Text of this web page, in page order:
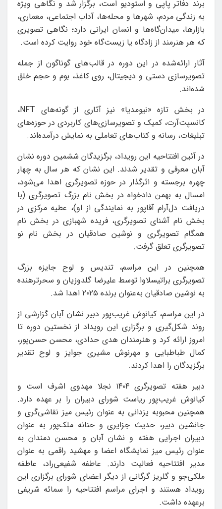
برند دفاتر پاپی و استودیو است، برگزار شد و نگاهی ویژه
به زندگی مردم، شهرها و محله‌ها، آداب اجتماعی، معماری،
بازارها، میدان‌گاه‌ها و انسان ایرانی دارد؛ نگاهی تصویری
که هر هنرمند از زادگاه یا زیست‌گاه خود روایت کرده است.
آثار ارائه‌شده در این دوره در قالب‌های گوناگون از جمله
تصویرسازی دستی و دیجیتال، روی کاغذ، بوم و حجم خلق
شده‌اند.
در بخش تازه «نیومدیا» نیز آثاری از گونه‌های NFT،
کانسپت‌آرت، کمیک و تصویرسازی‌های کاربردی در حوزه‌های
تبلیغات، رسانه و کتاب‌های تعاملی به نمایش درآمده‌اند.
در آئین افتتاحیه این رویداد، برگزیدگان ششمین دوره نشان
آبان معرفی و تقدیر شدند. این نشان که هر سال به چهار
چهره‌ برجسته و اثرگذار در حوزه‌ تصویرگری اهدا می‌شود،
امسال به بهمن دادخواه در بخش نام بزرگ تصویرگری (با
دریافت دل‌آرام آقاپور به نمایندگی از او)، عطیه مرکزی در
بخش نام آشنای تصویرگری، فریده شهبازی در بخش نام
همگام تصویرگری و نوشین صادقیان در بخش نام نو
تصویرگری تعلق گرفت.
همچنین در این مراسم، تندیس و لوح جایزه بزرگ
تصویرگری براتیسلاوا توسط علیرضا گلدوزیان و سحرترهنده
به نوشین صادقیان به‌عنوان برنده ۲۰۲۵ اهدا شد.
در این مراسم، کیانوش غریب‌پور دبیر نشان آبان گزارشی از
روند شکل‌گیری و برگزاری این رویداد از نخستین دوره تا
امروز ارائه کرد و هنرمندان هدی حدادی، محسن حسن‌پور،
کمال طباطبایی و مهرنوش مشیری جوایز و لوح تقدیر
برگزیدگان را اهدا کردند.
دبیر هفته تصویرگری ۱۴۰۴ نجلا مهدوی اشرف است و
کیانوش غریب‌پور ریاست شورای دبیران را بر عهده دارد.
همچنین محبوبه یزدانی به عنوان رئیس میز نقاشی‌گری و
جانشین دبیر، حدیث جزایری و حنانه ملک‌پور به عنوان
دبیران اجرایی هفته و نشان آبان و محسن دمندان به
عنوان رئیس میز نمایشگاه اعضا و مهشید راقمی به عنوان
مدیر افتتاحیه فعالیت دارند. عاطفه شفیعی‌راد، عاطفه
ملکی‌جو و گلریز گرگانی از دیگر اعضای شورای برگزاری این
رویداد هستند و اجرای مراسم افتتاحیه را سمائه شریفی
برعهده داشت.